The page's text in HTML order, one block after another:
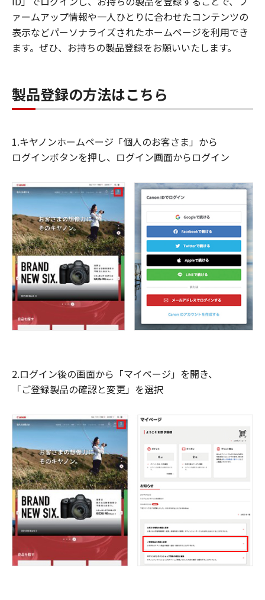
ァームアップ情報や一人ひとりに合わせたコンテンツの
表示などパーソナライズされたホームページを利用でき
ます。ぜひ、お持ちの製品登録をお願いいたします。
製品登録の方法はこちら
1.キヤノンホームページ「個人のお客さま」から
ログインボタンを押し、ログイン画面からログイン
2.ログイン後の画面から「マイページ」を開き、
「ご登録製品の確認と変更」を選択